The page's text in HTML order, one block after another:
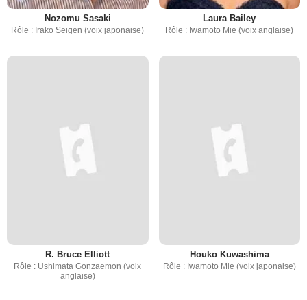
Nozomu Sasaki
Rôle : Irako Seigen (voix japonaise)
Laura Bailey
Rôle : Iwamoto Mie (voix anglaise)
R. Bruce Elliott
Rôle : Ushimata Gonzaemon (voix
anglaise)
Houko Kuwashima
Rôle : Iwamoto Mie (voix japonaise)